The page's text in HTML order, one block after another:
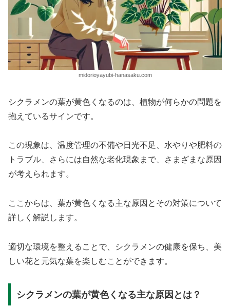
midorioyayubi-hanasaku.com
シクラメンの葉が黄色くなるのは、植物が何らかの問題を
抱えているサインです。
この現象は、温度管理の不備や日光不足、水やりや肥料の
トラブル、さらには自然な老化現象まで、さまざまな原因
が考えられます。
ここからは、葉が黄色くなる主な原因とその対策について
詳しく解説します。
適切な環境を整えることで、シクラメンの健康を保ち、美
しい花と元気な葉を楽しむことができます。
シクラメンの葉が黄色くなる主な原因とは？